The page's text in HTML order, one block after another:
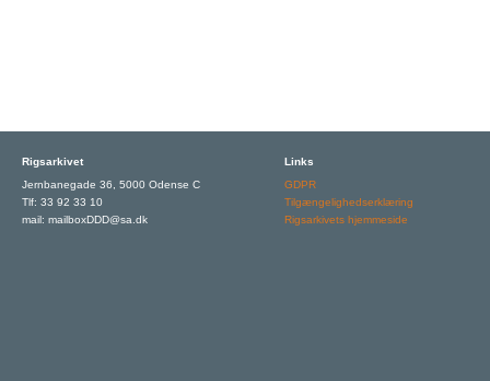
Rigsarkivet
Jernbanegade 36, 5000 Odense C
Tlf: 33 92 33 10
mail: mailboxDDD@sa.dk
Links
GDPR
Tilgængelighedserklæring
Rigsarkivets hjemmeside